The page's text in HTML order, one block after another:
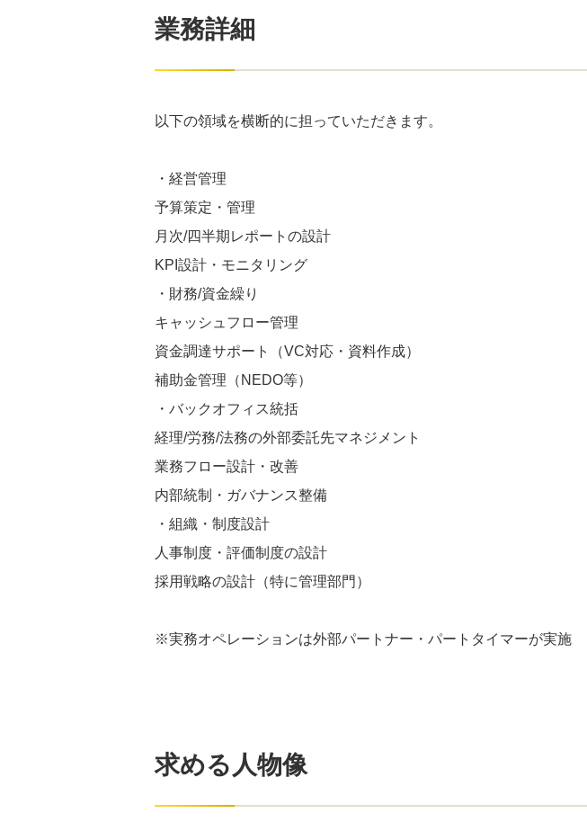
業務詳細
以下の領域を横断的に担っていただきます。
・経営管理
予算策定・管理
月次/四半期レポートの設計
KPI設計・モニタリング
・財務/資金繰り
キャッシュフロー管理
資金調達サポート（VC対応・資料作成）
補助金管理（NEDO等）
・バックオフィス統括
経理/労務/法務の外部委託先マネジメント
業務フロー設計・改善
内部統制・ガバナンス整備
・組織・制度設計
人事制度・評価制度の設計
採用戦略の設計（特に管理部門）
※実務オペレーションは外部パートナー・パートタイマーが実施
求める人物像